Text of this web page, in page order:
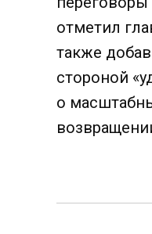
отметил
также
стороной
о